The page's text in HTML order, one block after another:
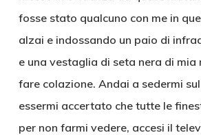
fosse stato qualcuno con me in
alzai e indossando un paio di
e una vestaglia di seta nera di mia
fare colazione. Andai a sedermi
essermi accertato che tutte le
per non farmi vedere, accesi il